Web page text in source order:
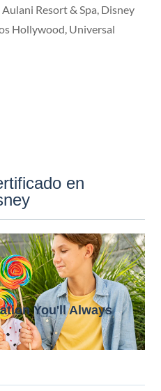
Resort & Spa, Disney
Hollywood, Universal